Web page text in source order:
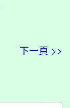
下一頁 >>